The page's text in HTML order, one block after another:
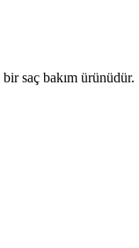
saç bakım ürünüdür.